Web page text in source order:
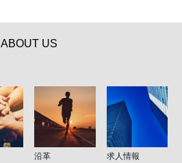
ABOUT US
沿革 求人情報